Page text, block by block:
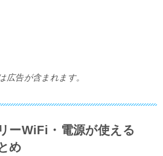
広告が含まれます。
ーWiFi・電源が使える
め